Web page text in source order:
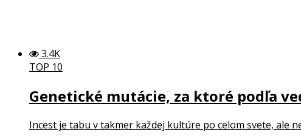
3.4K
TOP 10
Genetické mutácie, za ktoré podľa
Incest je tabu v takmer každej kultúre po celom svete, ale